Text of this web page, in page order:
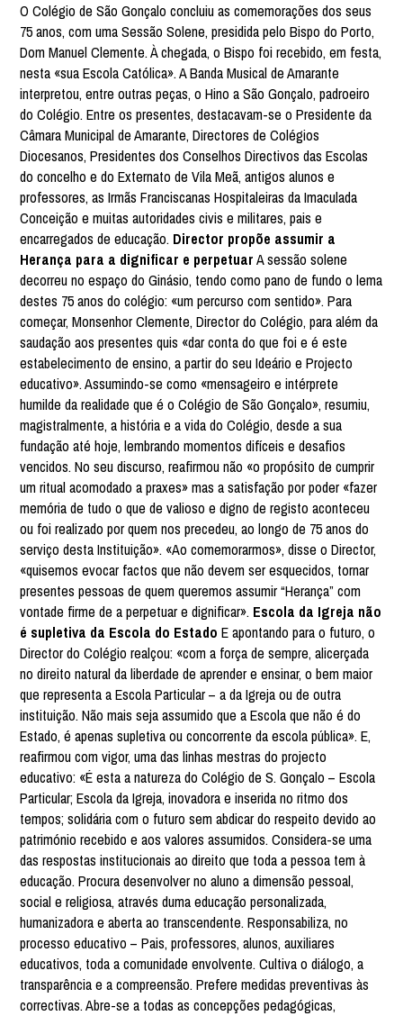
O Colégio de São Gonçalo concluiu as comemorações dos seus
75 anos, com uma Sessão Solene, presidida pelo Bispo do Porto,
Dom Manuel Clemente. À chegada, o Bispo foi recebido, em festa,
nesta «sua Escola Católica». A Banda Musical de Amarante
interpretou, entre outras peças, o Hino a São Gonçalo, padroeiro
do Colégio. Entre os presentes, destacavam-se o Presidente da
Câmara Municipal de Amarante, Directores de Colégios
Diocesanos, Presidentes dos Conselhos Directivos das Escolas
do concelho e do Externato de Vila Meã, antigos alunos e
professores, as Irmãs Franciscanas Hospitaleiras da Imaculada
Conceição e muitas autoridades civis e militares, pais e
encarregados de educação. Director propõe assumir a
Herança para a dignificar e perpetuarA sessão solene
decorreu no espaço do Ginásio, tendo como pano de fundo o lema
destes 75 anos do colégio: «um percurso com sentido». Para
começar, Monsenhor Clemente, Director do Colégio, para além da
saudação aos presentes quis «dar conta do que foi e é este
estabelecimento de ensino, a partir do seu Ideário e Projecto
educativo». Assumindo-se como «mensageiro e intérprete
humilde da realidade que é o Colégio de São Gonçalo», resumiu,
magistralmente, a história e a vida do Colégio, desde a sua
fundação até hoje, lembrando momentos difíceis e desafios
vencidos. No seu discurso, reafirmou não «o propósito de cumprir
um ritual acomodado a praxes» mas a satisfação por poder «fazer
memória de tudo o que de valioso e digno de registo aconteceu
ou foi realizado por quem nos precedeu, ao longo de 75 anos do
serviço desta Instituição». «Ao comemorarmos», disse o Director,
«quisemos evocar factos que não devem ser esquecidos, tornar
presentes pessoas de quem queremos assumir “Herança” com
vontade firme de a perpetuar e dignificar». Escola da Igreja não
é supletiva da Escola do Estado E apontando para o futuro, o
Director do Colégio realçou: «com a força de sempre, alicerçada
no direito natural da liberdade de aprender e ensinar, o bem maior
que representa a Escola Particular – a da Igreja ou de outra
instituição. Não mais seja assumido que a Escola que não é do
Estado, é apenas supletiva ou concorrente da escola pública». E,
reafirmou com vigor, uma das linhas mestras do projecto
educativo: «É esta a natureza do Colégio de S. Gonçalo – Escola
Particular; Escola da Igreja, inovadora e inserida no ritmo dos
tempos; solidária com o futuro sem abdicar do respeito devido ao
património recebido e aos valores assumidos. Considera-se uma
das respostas institucionais ao direito que toda a pessoa tem à
educação. Procura desenvolver no aluno a dimensão pessoal,
social e religiosa, através duma educação personalizada,
humanizadora e aberta ao transcendente. Responsabiliza, no
processo educativo – Pais, professores, alunos, auxiliares
educativos, toda a comunidade envolvente. Cultiva o diálogo, a
transparência e a compreensão. Prefere medidas preventivas às
correctivas. Abre-se a todas as concepções pedagógicas,